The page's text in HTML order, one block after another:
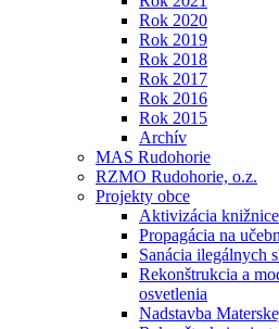
Rok 2020
Rok 2019
Rok 2018
Rok 2017
Rok 2016
Rok 2015
Archív
MAS Rudohorie
RZMO Rudohorie, o.z.
Projekty obce
Aktivizácia
Propagácia na
Sanácia ilegálnych
Rekonštrukcia a
osvetlenia
Nadstavba